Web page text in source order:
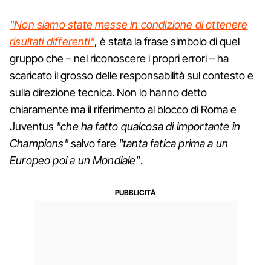
"Non siamo state messe in condizione di ottenere
risultati differenti", è stata la frase simbolo di quel
gruppo che – nel riconoscere i propri errori – ha
scaricato il grosso delle responsabilità sul contesto e
sulla direzione tecnica. Non lo hanno detto
chiaramente ma il riferimento al blocco di Roma e
Juventus "che ha fatto qualcosa di importante in
Champions"salvo fare "tanta fatica prima a un
Europeo poi a un Mondiale".